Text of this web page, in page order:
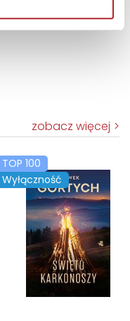
zobacz więcej
TOP 100
Wyłączność